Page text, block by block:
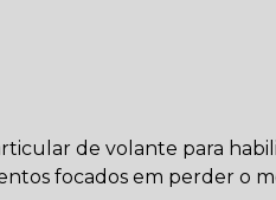
de volante para
focados em perder o